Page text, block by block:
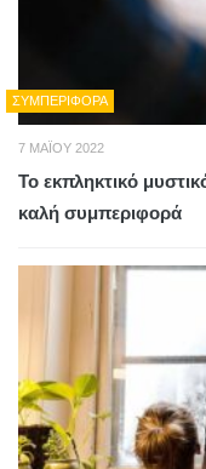
ΣΥΜΠΕΡΙΦΟΡΆ
7 ΜΑΪ́ΟΥ 2022
Το εκπληκτικό
καλή συμπεριφορά